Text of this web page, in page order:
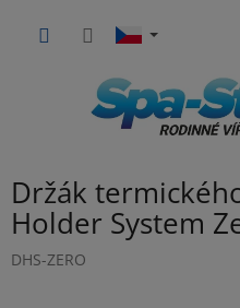
Držák
Holder System
DHS-ZERO